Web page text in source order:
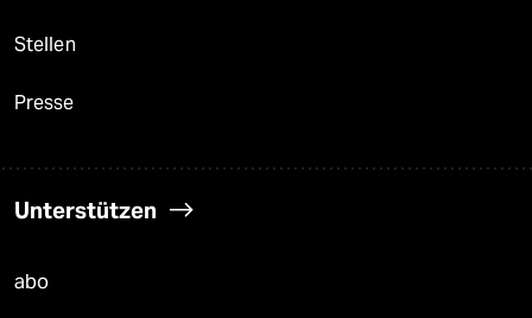
Stellen
Presse
Unterstützen
abo